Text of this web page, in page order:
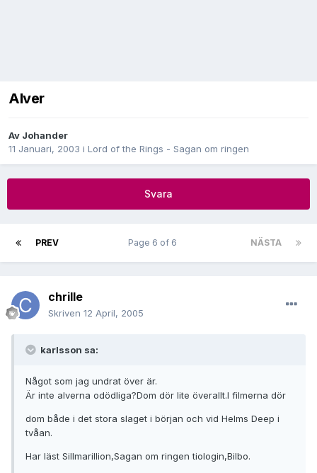
Alver
Av Johander
11 Januari, 2003 i Lord of the Rings - Sagan om ringen
Svara
PREV NÄSTA
Page 6 of 6
chrille
Skriven 12 April, 2005
karlsson sa:
Något som jag undrat över är.
Är inte alverna odödliga?Dom dör lite överallt.I filmerna dör
dom både i det stora slaget i början och vid Helms Deep i
tvåan.
Har läst Sillmarillion,Sagan om ringen tiologin,Bilbo.